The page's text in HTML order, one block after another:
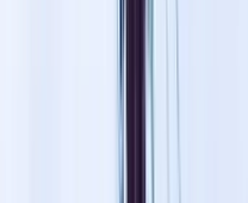
৬১,৭২৪ জন
সৌদি আরবে